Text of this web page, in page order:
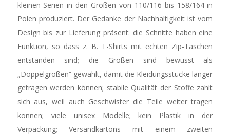
kleinen Serien in den Größen von 110/116 bis 158/164 in
Polen produziert. Der Gedanke der Nachhaltigkeit ist vom
Design bis zur Lieferung präsent: die Schnitte haben eine
Funktion, so dass z. B. T-Shirts mit echten Zip-Taschen
entstanden sind; die Größen sind bewusst als
„Doppelgrößen“ gewählt, damit die Kleidungsstücke länger
getragen werden können; stabile Qualität der Stoffe zahlt
sich aus, weil auch Geschwister die Teile weiter tragen
können; viele unisex Modelle; kein Plastik in der
Verpackung; Versandkartons mit einem zweiten